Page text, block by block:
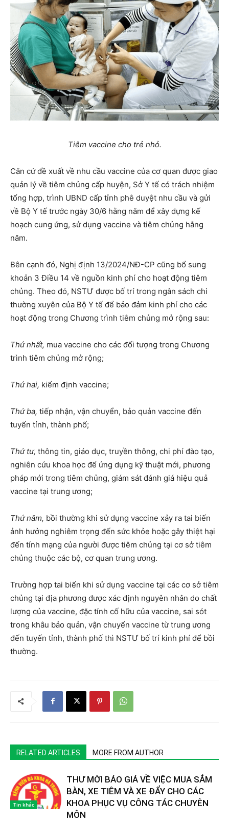
Tiêm vaccine cho trẻ nhỏ.
Căn cứ đề xuất về nhu cầu vaccine của cơ quan được giao
quản lý về tiêm chủng cấp huyện, Sở Y tế có trách nhiệm
tổng hợp, trình UBND cấp tỉnh phê duyệt nhu cầu và gửi
về Bộ Y tế trước ngày 30/6 hằng năm để xây dựng kế
hoạch cung ứng, sử dụng vaccine và tiêm chủng hằng
năm.
Bên cạnh đó, Nghị định 13/2024/NĐ-CP cũng bổ sung
khoản 3 Điều 14 về nguồn kinh phí cho hoạt động tiêm
chủng. Theo đó, NSTƯ được bố trí trong ngân sách chi
thường xuyên của Bộ Y tế để bảo đảm kinh phí cho các
hoạt động trong Chương trình tiêm chủng mở rộng sau:
Thứ nhất, mua vaccine cho các đối tượng trong Chương
trình tiêm chủng mở rộng;
Thứ hai, kiểm định vaccine;
Thứ ba, tiếp nhận, vận chuyển, bảo quản vaccine đến
tuyến tỉnh, thành phố;
Thứ tư, thông tin, giáo dục, truyền thông, chi phí đào tạo,
nghiên cứu khoa học để ứng dụng kỹ thuật mới, phương
pháp mới trong tiêm chủng, giám sát đánh giá hiệu quả
vaccine tại trung ương;
Thứ năm, bồi thường khi sử dụng vaccine xảy ra tai biến
ảnh hưởng nghiêm trọng đến sức khỏe hoặc gây thiệt hại
đến tính mạng của người được tiêm chủng tại cơ sở tiêm
chủng thuộc các bộ, cơ quan trung ương.
Trường hợp tai biến khi sử dụng vaccine tại các cơ sở tiêm
chủng tại địa phương được xác định nguyên nhân do chất
lượng của vaccine, đặc tính cố hữu của vaccine, sai sót
trong khâu bảo quản, vận chuyển vaccine từ trung ương
đến tuyến tỉnh, thành phố thì NSTƯ bố trí kinh phí để bồi
thường.
RELATED ARTICLES MORE FROM AUTHOR
Tin khác
THƯ MỜI BÁO GIÁ VỀ VIỆC MUA SẮM
BÀN, XE TIÊM VÀ XE ĐẨY CHO CÁC
KHOA PHỤC VỤ CÔNG TÁC CHUYÊN
MÔN